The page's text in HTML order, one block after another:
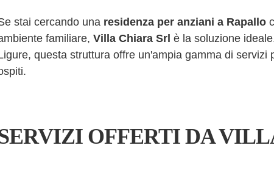
stai cercando una residenza per anziani a Rapallo
familiare, Villa Chiara Srl è la soluzione
questa struttura offre un'ampia gamma di
OFFERTI DA